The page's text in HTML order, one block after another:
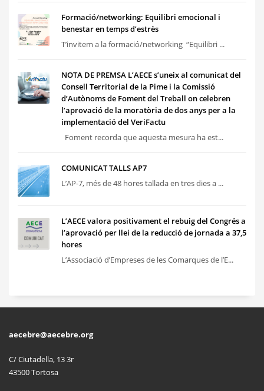
Formació/networking: Equilibri emocional i
benestar en temps d’estrès
T’invitem a la formació/networking “Equilibri ...
NOTA DE PREMSA L’AECE s’uneix al comunicat del
Consell Territorial de la Pime i la Comissió
d’Autònoms de Foment del Treball on celebren
l’aprovació de la moratòria de dos anys per a la
implementació del VeriFactu
Foment recorda que aquesta mesura ha est...
COMUNICAT TALLS AP7
L’AP-7, més de 48 hores tallada en tres dies a ...
L’AECE valora positivament el rebuig del Congrés a
l’aprovació per llei de la reducció de jornada a 37,5
hores
L’Associació d’Empreses de les Comarques de l’E...
aecebre@aecebre.org
C/ Ciutadella, 13 3r
43500 Tortosa